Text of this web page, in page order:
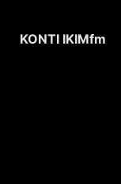
KONTI IKIMfm